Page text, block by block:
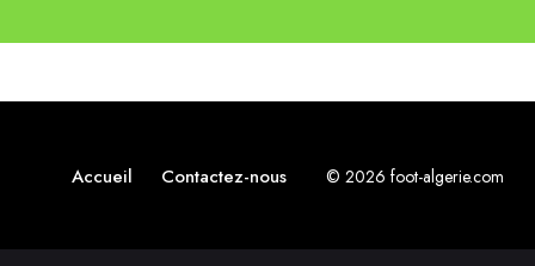
Accueil Contactez-nous © 2026 foot-algerie.com